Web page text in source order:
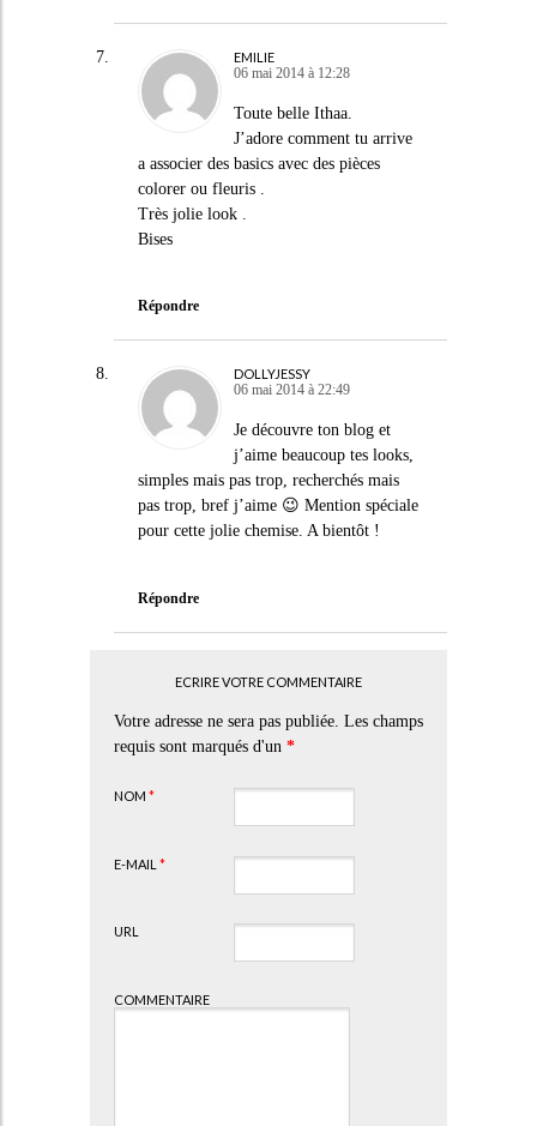
EMILIE
06 mai 2014 à 12:28
Toute belle Ithaa.
J’adore comment tu arrive
a associer des basics avec des pièces
colorer ou fleuris .
Très jolie look .
Bises
Répondre
DOLLYJESSY
06 mai 2014 à 22:49
Je découvre ton blog et
j’aime beaucoup tes looks,
simples mais pas trop, recherchés mais
pas trop, bref j’aime 😉 Mention spéciale
pour cette jolie chemise. A bientôt !
Répondre
ECRIRE VOTRE COMMENTAIRE
Votre adresse ne sera pas publiée. Les champs
requis sont marqués d'un *
NOM *
E-MAIL *
URL
COMMENTAIRE